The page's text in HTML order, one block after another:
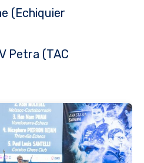
(Echiquier
Petra (TAC